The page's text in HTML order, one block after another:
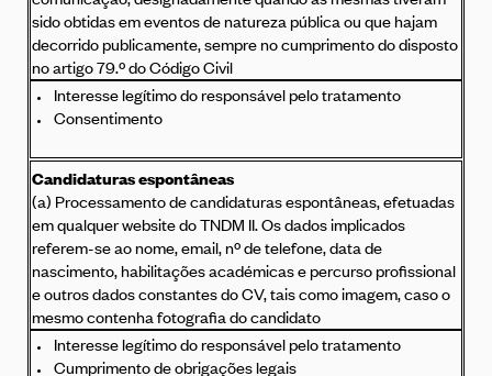
sido obtidas em eventos de natureza pública ou que hajam
decorrido publicamente, sempre no cumprimento do disposto
no artigo 79.º do Código Civil
Interesse legítimo do responsável pelo tratamento
Consentimento
Candidaturas espontâneas
(a) Processamento de candidaturas espontâneas, efetuadas
em qualquer website do TNDM II. Os dados implicados
referem-se ao nome, email, nº de telefone, data de
nascimento, habilitações académicas e percurso profissional
e outros dados constantes do CV, tais como imagem, caso o
mesmo contenha fotografia do candidato
Interesse legítimo do responsável pelo tratamento
Cumprimento de obrigações legais